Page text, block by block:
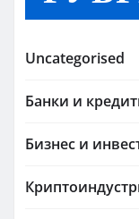
Uncategorised
Банки и
Бизнес и